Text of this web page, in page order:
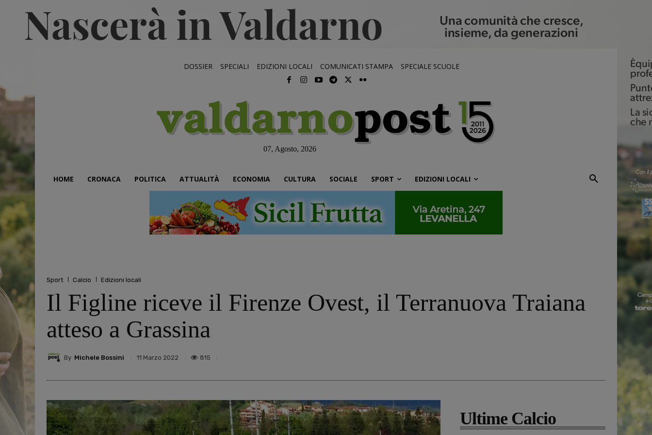
DOSSIER SPECIALI EDIZIONI LOCALI COMUNICATI STAMPA SPECIALE SCUOLE
07, Agosto, 2026
HOME CRONACA POLITICA ATTUALITÀ ECONOMIA CULTURA SOCIALE SPORT EDIZIONI LOCALI
Sport Calcio Edizioni locali
Il Figline riceve il Firenze Ovest, il Terranuova Traiana
atteso a Grassina
By Michele Bossini 11 Marzo 2022 815
Ultime Calcio